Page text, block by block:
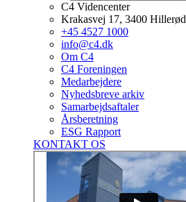
C4 Videncenter
Krakasvej 17, 3400 Hillerød
+45 4527 1000
info@c4.dk
Om C4
C4 Foreningen
Medarbejdere
Nyhedsbreve arkiv
Samarbejdsaftaler
Årsberetning
ESG Rapport
KONTAKT OS